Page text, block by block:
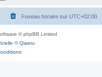
h
Fuseau horaire sur UTC+02:00
© phpBB Limited
©Qiaeru